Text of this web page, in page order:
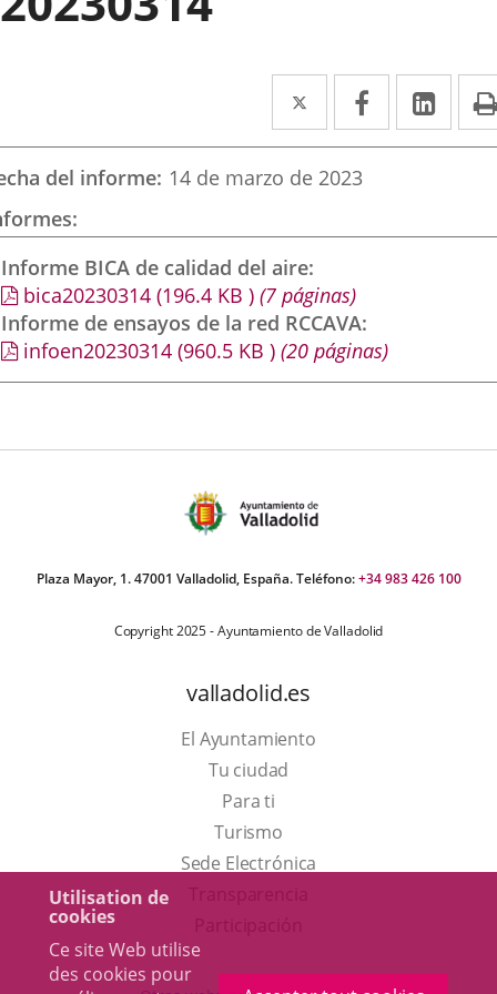
Utilisation de
cookies
Ce site Web utilise
des cookies pour
Twitter
Enlace
a
una
externa.
Facebook
Enlace
a
externa.
a
del informe 14 de marzo de 2023
Informe BICA de calidad del aire
bica20230314 (196.4 KB ) (7 páginas)
Informe de ensayos de la red RCCAVA
infoen20230314 (960.5 KB ) (20 páginas)
Plaza Mayor, 1. 47001 Valladolid, España. Teléfono:+34 983 426 100
Copyright 2025 - Ayuntamiento de Valladolid
valladolid.es
El Ayuntamiento
Tu ciudad
Para ti
TurismoEste
enlace
una
Sede Electrónica
externa.